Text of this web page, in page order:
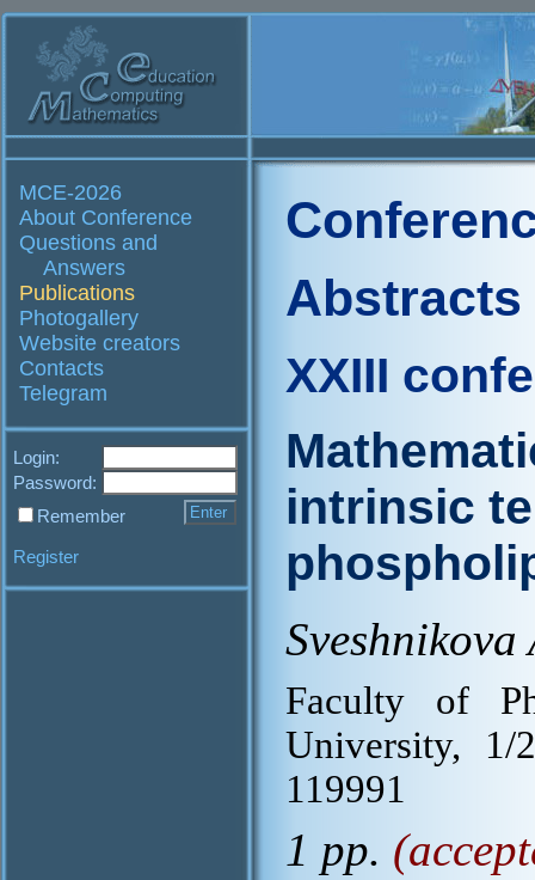
MCE-2026
About Conference
Questions and
Answers
Publications
Photogallery
Website creators
Contacts
Telegram
Login:
Password:
Remember
Register
Abstracts
XXIII
intrinsic
Sveshnikova
Faculty of
University, 1/
119991
1 pp.